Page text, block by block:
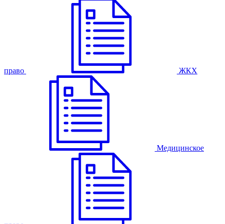
право ЖКХ
Медицинское